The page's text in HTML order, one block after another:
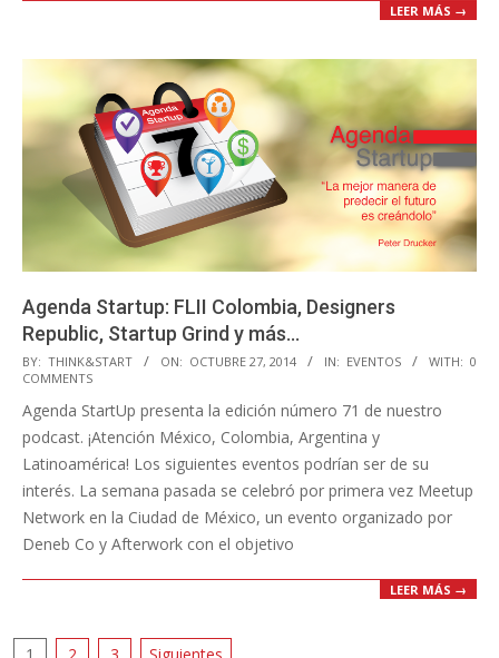
LEER MÁS →
Agenda Startup: FLII Colombia, Designers
Republic, Startup Grind y más…
2014-
10-
27
BY: THINK&START ON: OCTUBRE 27, 2014 IN: EVENTOS WITH: 0
COMMENTS
Agenda StartUp presenta la edición número 71 de nuestro
podcast. ¡Atención México, Colombia, Argentina y
Latinoamérica! Los siguientes eventos podrían ser de su
interés. La semana pasada se celebró por primera vez Meetup
Network en la Ciudad de México, un evento organizado por
Deneb Co y Afterwork con el objetivo
LEER MÁS →